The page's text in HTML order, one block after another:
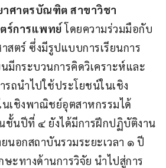
าศาตรบัณฑิต สาขาวิชา
ร์การแพทย์ โดยความร่วมมือกับ
สตร์ ซึ่งมีรูปแบบการเรียนการ
มีกระบวนการคิดวิเคราะห์และ
รถนำไปใช้ประโยชน์ในเชิง
เชิงพาณิชย์อุตสาหกรรมได้
ชั้นปีที่ ๔ ยังได้มีการฝึกปฏิบัติงาน
นอกสถาบันรวมระยะเวลา ๑ ปี
ษะทางด้านการวิจัย นำไปสู่การ